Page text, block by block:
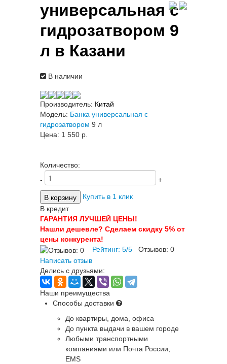
универсальная с
гидрозатвором 9
л в Казани
В наличии
Производитель: Китай
Модель: Банка универсальная с
гидрозатвором 9 л
Цена: 1 550 p.
Количество:
-
+
Купить в 1 клик
В кредит
ГАРАНТИЯ ЛУЧШЕЙ ЦЕНЫ!
Нашли дешевле? Сделаем скидку 5% от
цены конкурента!
Рейтинг: 5/5 Отзывов: 0
Написать отзыв
Делись с друзьями:
Наши преимущества
Способы доставки
До квартиры, дома, офиса
До пункта выдачи в вашем городе
Любыми транспортными
компаниями или Почта России,
EMS